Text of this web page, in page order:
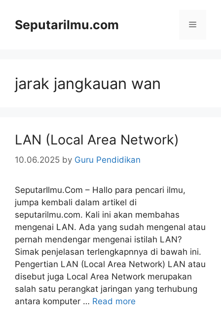
contentSeputarilmu.com Menu
jarak jangkauan wan
LAN (Local Area Network)
10.06.2025 by Guru Pendidikan
SeputarIlmu.Com – Hallo para pencari ilmu,
jumpa kembali dalam artikel di
seputarilmu.com. Kali ini akan membahas
mengenai LAN. Ada yang sudah mengenal atau
pernah mendengar mengenai istilah LAN?
Simak penjelasan terlengkapnnya di bawah ini.
Pengertian LAN (Local Area Network) LAN atau
disebut juga Local Area Network merupakan
salah satu perangkat jaringan yang terhubung
antara komputer … Read more